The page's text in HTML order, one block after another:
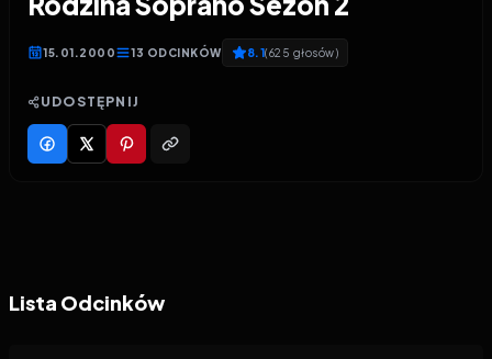
15.01.2000 13 ODCINKÓW 8.1(625 głosów)
UDOSTĘPNIJ
Lista Odcinków